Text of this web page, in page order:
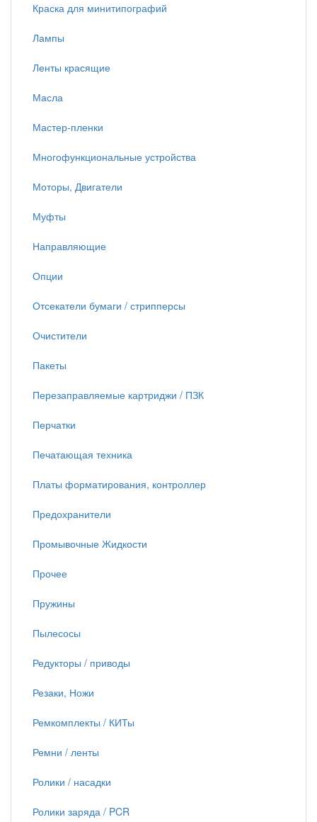
Краска для минитипографий
Лампы
Ленты красящие
Масла
Мастер-пленки
Многофункциональные устройства
Моторы, Двигатели
Муфты
Направляющие
Опции
Отсекатели бумаги / стрипперсы
Очистители
Пакеты
Перезаправляемые картриджи / ПЗК
Перчатки
Печатающая техника
Платы форматирования, контроллер
Предохранители
Промывочные Жидкости
Прочее
Пружины
Пылесосы
Редукторы / приводы
Резаки, Ножи
Ремкомплекты / КИТы
Ремни / ленты
Ролики / насадки
Ролики заряда / PCR